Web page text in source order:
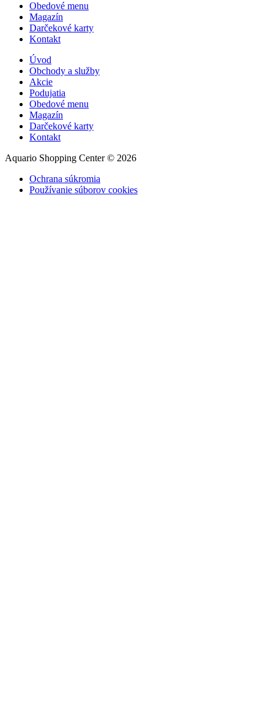
Obedové menu
Magazín
Darčekové karty
Kontakt
Úvod
Obchody a služby
Akcie
Podujatia
Obedové menu
Magazín
Darčekové karty
Kontakt
Aquario Shopping Center © 2026
Ochrana súkromia
Používanie súborov cookies